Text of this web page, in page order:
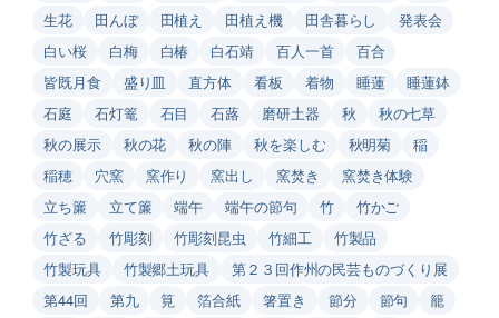
生花
田んぼ 田植え 田植え機 田舎暮らし
発表会
白い桜
白梅 白椿 白石靖 百人一首
百合
皆既月食
盛り皿 直方体 看板 着物 睡蓮
睡蓮鉢
石庭
石灯篭 石目 石蕗 磨研土器 秋
秋の七草
秋の展示
秋の花 秋の陣 秋を楽しむ 秋明菊
稲
稲穂
穴窯 窯作り 窯出し 窯焚き
窯焚き体験
立ち簾
立て簾 端午 端午の節句 竹
竹かご
竹ざる
竹彫刻 竹彫刻昆虫 竹細工
竹製品
竹製玩具
竹製郷土玩具
第２３回作州の民芸ものづくり展
第44回
第九 筧 箔合紙 箸置き 節分 節句
籠